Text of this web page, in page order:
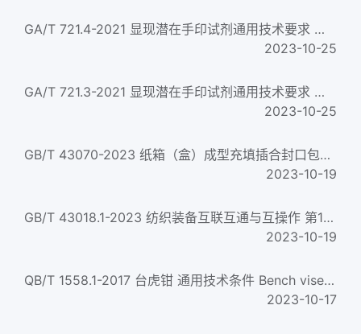
GA/T 721.4-2021 显现潜在手印试剂通用技术要求 第4部分：7-苄胺基-4-硝基苯并呋咱(BBD)...
2023-10-25
GA/T 721.3-2021 显现潜在手印试剂通用技术要求 第3部分：1,8-二氮芴-9-酮(DFO)
2023-10-25
GB/T 43070-2023 纸箱（盒）成型充填插合封口包装机通用技术规范
2023-10-19
GB/T 43018.1-2023 纺织装备互联互通与互操作 第1部分：通用技术要求
2023-10-19
QB/T 1558.1-2017 台虎钳 通用技术条件 Bench vises-General technical requirements
2023-10-17